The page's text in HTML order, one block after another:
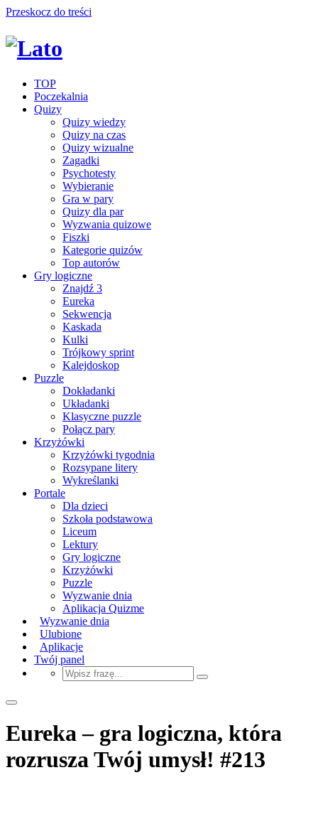
Przeskocz do treści
TOP
Poczekalnia
Quizy
Quizy wiedzy
Quizy na czas
Quizy wizualne
Zagadki
Psychotesty
Wybieranie
Gra w pary
Quizy dla par
Wyzwania quizowe
Fiszki
Kategorie quizów
Top autorów
Gry logiczne
Znajdź 3
Eureka
Sekwencja
Kaskada
Kulki
Trójkowy sprint
Kalejdoskop
Puzzle
Dokładanki
Układanki
Klasyczne puzzle
Połącz pary
Krzyżówki
Krzyżówki tygodnia
Rozsypane litery
Wykreślanki
Portale
Dla dzieci
Szkoła podstawowa
Liceum
Lektury
Gry logiczne
Krzyżówki
Puzzle
Wyzwanie dnia
Aplikacja Quizme
Wyzwanie dnia
Ulubione
Aplikacje
Twój panel
Eureka – gra logiczna, która
rozrusza Twój umysł! #213